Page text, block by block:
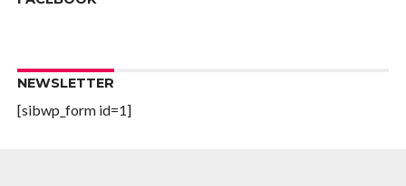
NEWSLETTER
[sibwp_form id=1]